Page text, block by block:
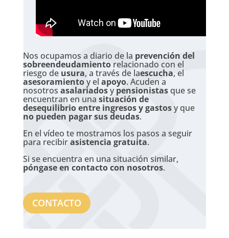
Nos ocupamos a diario de la prevención del
sobreendeudamientorelacionado con el
riesgo de usura, a través de laescucha, el
asesoramientoy el apoyo. Acuden a
nosotros asalariadosy pensionistasque se
encuentran en una situación de
desequilibrio entre ingresos y gastosy que
no pueden pagar sus deudas.
En el vídeo te mostramos los pasos a seguir
para recibirasistencia gratuita.
Si se encuentra en una situación similar,
póngase en contacto con nosotros.
CONTACTO